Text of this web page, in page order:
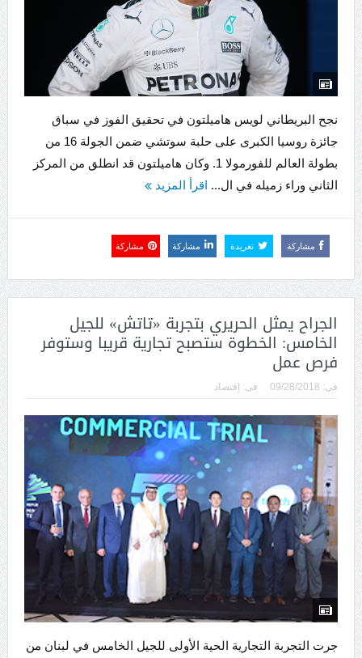
نجح البريطاني ​لويس هاميلتون​ في تحقيق الفوز في ​سباق
جائزة روسيا الكبرى​ على ​حلبة سوتشي​ ضمن الجولة 16 من
بطولة العالم للفورمولا 1. وكان هاميلتون قد انطلق من المركز
الثاني وراء زميله في ال... اقرأ المزيد
مشاركة تغريدة مشاركة مشاركة
الجراح يمثل الحريري بتجربة «تاتش» للجيل
الخامس: الخطوة ستصبح تجارية قريبا وستوفر
فرص عمل
فى: 09/28/2018 فى: إقتصاد
جرت التجربة التجارية الحية الأولى للجيل الخامس في لبنان من